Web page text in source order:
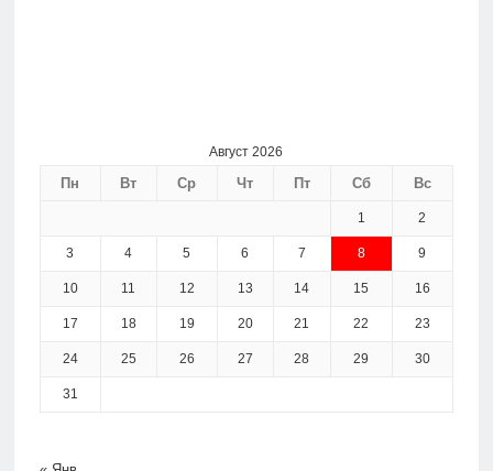
Август 2026
Пн Вт Ср Чт Пт Сб Вс
1 2
3 4 5 6 7 8 9
10 11 12 13 14 15 16
17 18 19 20 21 22 23
24 25 26 27 28 29 30
31